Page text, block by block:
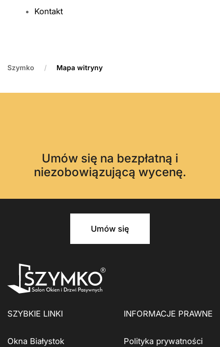
Kontakt
Szymko Mapa witryny
Umów się na bezpłatną i
niezobowiązującą wycenę.
Umów się
SZYBKIE LINKI
Okna Białystok
INFORMACJE PRAWNE
Polityka prywatności